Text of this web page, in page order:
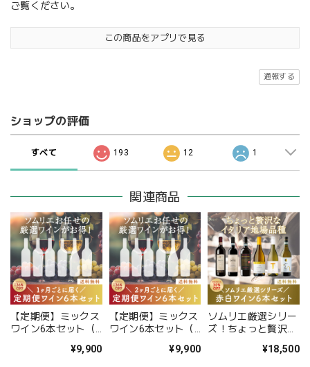
ご覧ください。
この商品をアプリで見る
通報する
ショップの評価
すべて 193 12 1
関連商品
【定期便】ミックス
ワイン6本セット（1
¥9,900
【定期便】ミックス
ワイン6本セット（2
¥9,900
ソムリエ厳選シリー
ズ！ちょっと贅沢な
白ミックスワイン6
¥18,500